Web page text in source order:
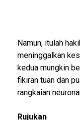
Namun, itulah
meninggalkan
kedua mungkin
fikiran tuan dan
rangkaian
Rujukan